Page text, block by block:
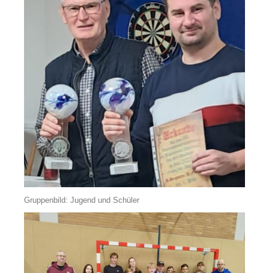
Gruppenbild: Jugend und Schüler